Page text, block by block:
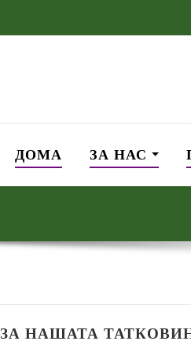
ДОМА ЗА НАС
ЗА НАШАТА